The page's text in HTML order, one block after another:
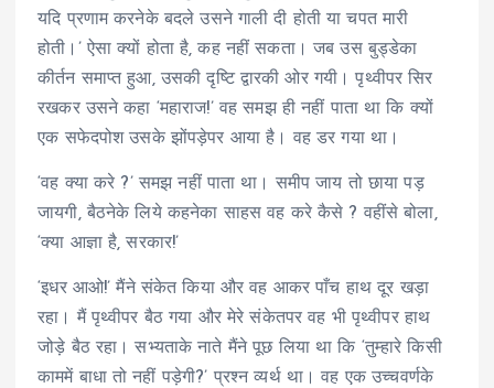
यदि प्रणाम करनेके बदले उसने गाली दी होती या चपत मारी
होती।’ ऐसा क्यों होता है, कह नहीं सकता। जब उस बुड्डेका
कीर्तन समाप्त हुआ, उसकी दृष्टि द्वारकी ओर गयी। पृथ्वीपर सिर
रखकर उसने कहा ‘महाराज!’ वह समझ ही नहीं पाता था कि क्यों
एक सफेदपोश उसके झोंपड़ेपर आया है। वह डर गया था।
‘वह क्या करे ?’ समझ नहीं पाता था। समीप जाय तो छाया पड़
जायगी, बैठनेके लिये कहनेका साहस वह करे कैसे ? वहींसे बोला,
‘क्या आज्ञा है, सरकार!’
‘इधर आओ!’ मैंने संकेत किया और वह आकर पाँच हाथ दूर खड़ा
रहा। मैं पृथ्वीपर बैठ गया और मेरे संकेतपर वह भी पृथ्वीपर हाथ
जोड़े बैठ रहा। सभ्यताके नाते मैंने पूछ लिया था कि ‘तुम्हारे किसी
काममें बाधा तो नहीं पड़ेगी?’ प्रश्न व्यर्थ था। वह एक उच्चवर्णके